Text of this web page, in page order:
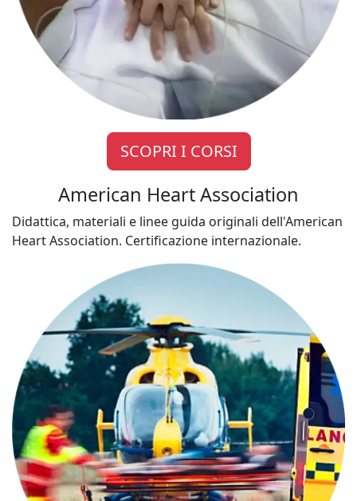
SCOPRI I CORSI
American Heart Association
Didattica, materiali e linee guida originali dell'American
Heart Association. Certificazione internazionale.